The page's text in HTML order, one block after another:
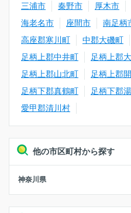
三浦市
秦野市 厚木市
海老名市
座間市 南足柄
高座郡寒川町
中郡大磯町
足柄上郡中井町
足柄上郡
足柄上郡山北町
足柄上郡
足柄下郡真鶴町
足柄下郡
愛甲郡清川村
他の市区町村から探す
神奈川県